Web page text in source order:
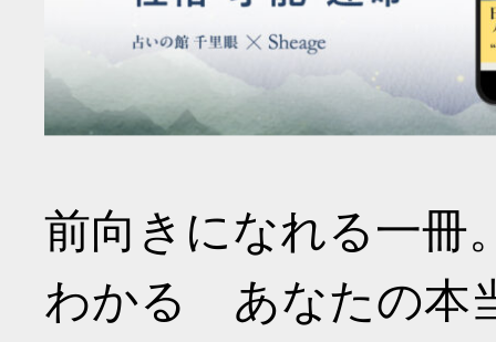
前向きになれる一冊
わかる あなたの本